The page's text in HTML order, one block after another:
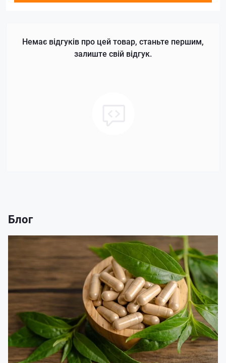
Немає відгуків про цей товар, станьте першим,
залиште свій відгук.
Блог